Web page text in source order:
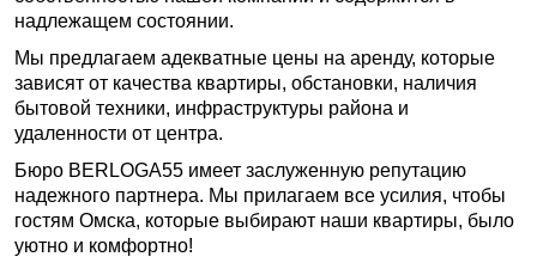
надлежащем состоянии.
Мы предлагаем адекватные цены на аренду, которые
зависят от качества квартиры, обстановки, наличия
бытовой техники, инфраструктуры района и
удаленности от центра.
Бюро BERLOGA55 имеет заслуженную репутацию
надежного партнера. Мы прилагаем все усилия, чтобы
гостям Омска, которые выбирают наши квартиры, было
уютно и комфортно!